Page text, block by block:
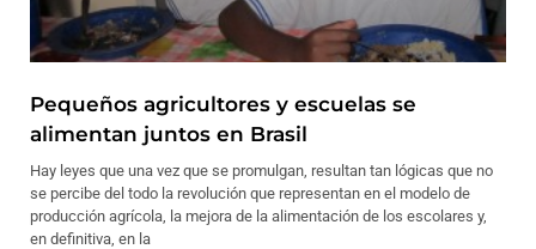
Pequeños agricultores y escuelas se
alimentan juntos en Brasil
Hay leyes que una vez que se promulgan, resultan tan lógicas que no
se percibe del todo la revolución que representan en el modelo de
producción agrícola, la mejora de la alimentación de los escolares y,
en definitiva, en la